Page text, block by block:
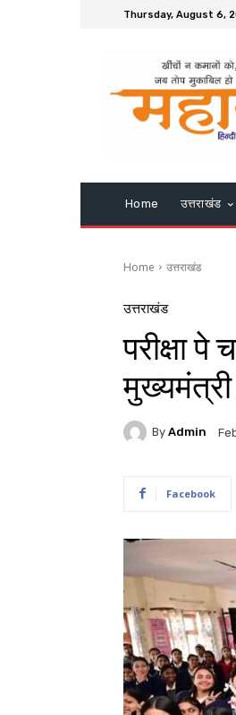
Thursday, August 6,
Home उत्तराखंड
Home उत्तराखंड
उत्तराखंड
परीक्षा
By Admin
Facebook